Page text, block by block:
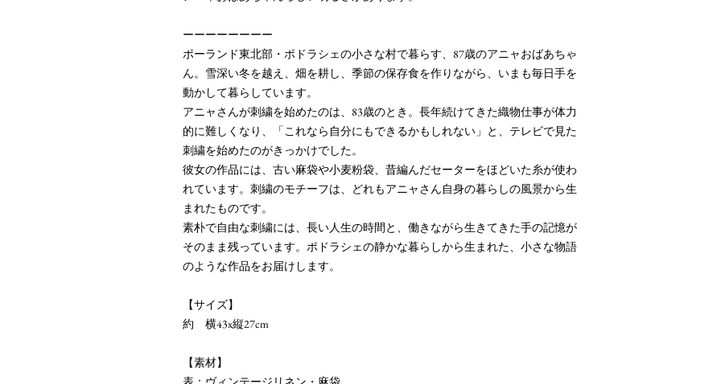
ーーーーーーーー
ポーランド東北部・ポドラシェの小さな村で暮らす、87歳のアニャおばあちゃ
ん。雪深い冬を越え、畑を耕し、季節の保存食を作りながら、いまも毎日手を
動かして暮らしています。
アニャさんが刺繍を始めたのは、83歳のとき。長年続けてきた織物仕事が体力
的に難しくなり、「これなら自分にもできるかもしれない」と、テレビで見た
刺繍を始めたのがきっかけでした。
彼女の作品には、古い麻袋や小麦粉袋、昔編んだセーターをほどいた糸が使わ
れています。刺繍のモチーフは、どれもアニャさん自身の暮らしの風景から生
まれたものです。
素朴で自由な刺繍には、長い人生の時間と、働きながら生きてきた手の記憶が
そのまま残っています。ポドラシェの静かな暮らしから生まれた、小さな物語
のような作品をお届けします。
【サイズ】
約 横43x縦27cm
【素材】